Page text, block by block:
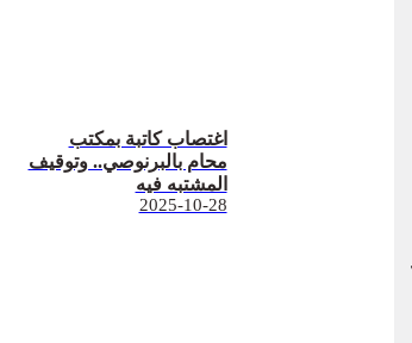
اغتصاب كاتبة بمكتب
محام بالبرنوصي.. وتوقيف
المشتبه فيه
2025-10-28